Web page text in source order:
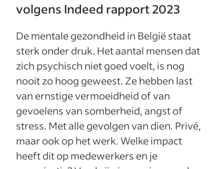
volgens Indeed rapport 2023
De mentale gezondheid in België staat
sterk onder druk. Het aantal mensen dat
zich psychisch niet goed voelt, is nog
nooit zo hoog geweest. Ze hebben last
van ernstige vermoeidheid of van
gevoelens van somberheid, angst of
stress. Met alle gevolgen van dien. Privé,
maar ook op het werk. Welke impact
heeft dit op medewerkers en je